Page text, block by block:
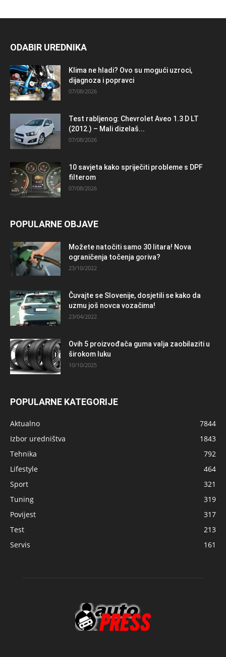
ODABIR UREDNIKA
Klima ne hladi? Ovo su mogući uzroci,
dijagnoza i popravci
07/08/2026
Test rabljenog: Chevrolet Aveo 1.3 D LT
(2012.) – Mali dizelaš...
07/08/2026
10 savjeta kako spriječiti probleme s DPF
filterom
07/08/2026
POPULARNE OBJAVE
Možete natočiti samo 30 litara! Nova
ograničenja točenja goriva?
23/10/2022
Čuvajte se Slovenije, dosjetili se kako da
uzmu još novca vozačima!
23/04/2022
Ovih 5 proizvođača guma valja zaobilaziti u
širokom luku
10/10/2025
POPULARNE KATEGORIJE
Aktualno
7844
Izbor uredništva
1843
Tehnika
792
Lifestyle
464
Sport
321
Tuning
319
Povijest
317
Test
213
Servis
161